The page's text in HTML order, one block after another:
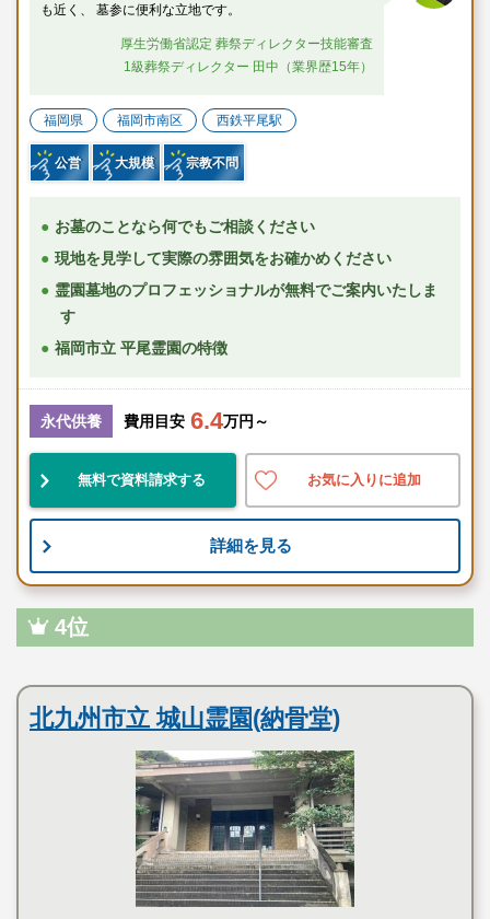
も近く、 墓参に便利な立地です。
厚生労働省認定 葬祭ディレクター技能審査
1級葬祭ディレクター 田中（業界歴15年）
福岡県 福岡市南区 西鉄平尾駅
公営 大規模 宗教不問
お墓のことなら何でもご相談ください
現地を見学して実際の雰囲気をお確かめください
霊園墓地のプロフェッショナルが無料でご案内いたしま
す
福岡市立 平尾霊園の特徴
永代供養 費用目安 6.4万円～
無料で資料請求する お気に入りに追加
詳細を見る
4位
北九州市立 城山霊園(納骨堂)